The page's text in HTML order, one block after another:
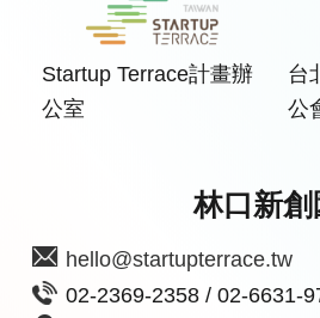
Startup Terrace計畫辦
公室
台
公
林口新創
hello@startupterrace.tw
02-2369-2358 / 02-6631-